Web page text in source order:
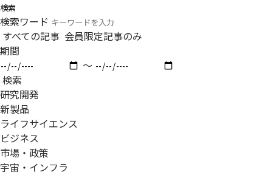
検索
検索ワード
すべての記事 会員限定記事のみ
期間
〜
検索
研究開発
新製品
ライフサイエンス
ビジネス
市場・政策
宇宙・インフラ